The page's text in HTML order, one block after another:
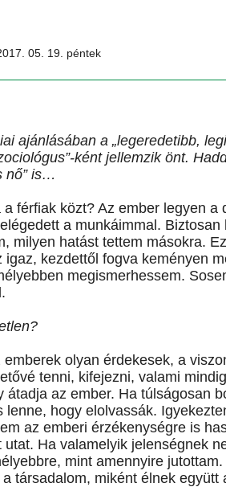
05. 19. péntek
ajánlásában a „legeredetibb,
ként jellemzik önt.
nő” is…
férfiak közt? Az ember legyen a
a munkáimmal.
milyen hatást tettem másokra.
igaz, kezdettől fogva keményen
megismerhessem.
olyan érdekesek, a
tenni, kifejezni, valami
átadja az ember. Ha túlságosan
lenne, hogy elolvassák.
az emberi érzékenységre is
Ha valamelyik jelenségnek
mint amennyire
társadalom, miként élnek